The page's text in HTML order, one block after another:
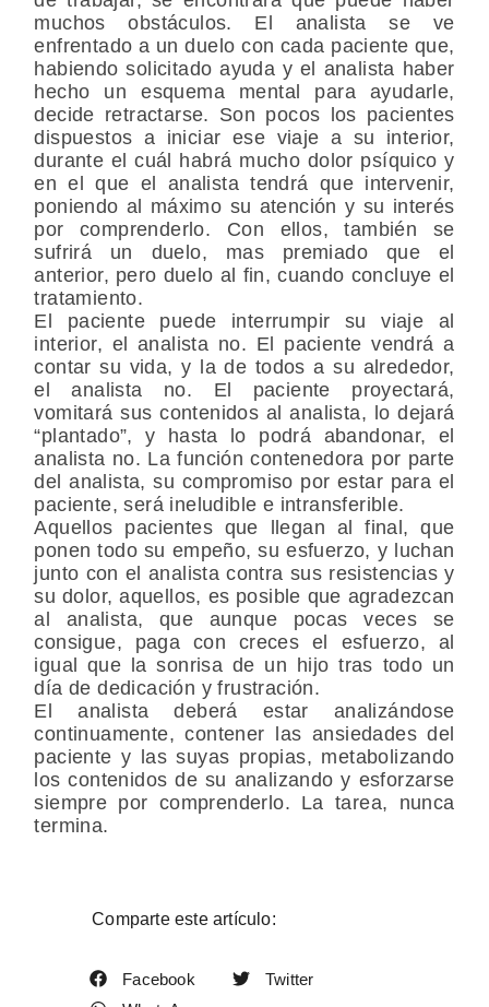
muchos obstáculos. El analista se ve
enfrentado a un duelo con cada paciente que,
habiendo solicitado ayuda y el analista haber
hecho un esquema mental para ayudarle,
decide retractarse. Son pocos los pacientes
dispuestos a iniciar ese viaje a su interior,
durante el cuál habrá mucho dolor psíquico y
en el que el analista tendrá que intervenir,
poniendo al máximo su atención y su interés
por comprenderlo. Con ellos, también se
sufrirá un duelo, mas premiado que el
anterior, pero duelo al fin, cuando concluye el
tratamiento.
El paciente puede interrumpir su viaje al
interior, el analista no. El paciente vendrá a
contar su vida, y la de todos a su alrededor,
el analista no. El paciente proyectará,
vomitará sus contenidos al analista, lo dejará
“plantado”, y hasta lo podrá abandonar, el
analista no. La función contenedora por parte
del analista, su compromiso por estar para el
paciente, será ineludible e intransferible.
Aquellos pacientes que llegan al final, que
ponen todo su empeño, su esfuerzo, y luchan
junto con el analista contra sus resistencias y
su dolor, aquellos, es posible que agradezcan
al analista, que aunque pocas veces se
consigue, paga con creces el esfuerzo, al
igual que la sonrisa de un hijo tras todo un
día de dedicación y frustración.
El analista deberá estar analizándose
continuamente, contener las ansiedades del
paciente y las suyas propias, metabolizando
los contenidos de su analizando y esforzarse
siempre por comprenderlo. La tarea, nunca
termina.
Comparte este artículo:
Facebook
Twitter